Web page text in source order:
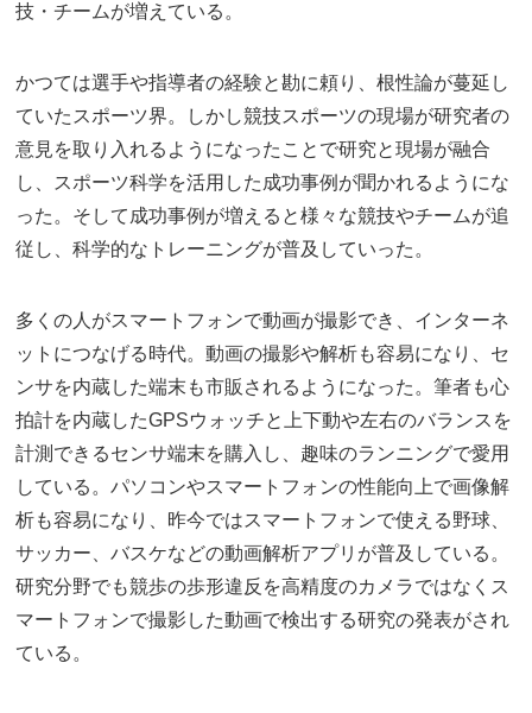
技・チームが増えている。
かつては選手や指導者の経験と勘に頼り、根性論が蔓延し
ていたスポーツ界。しかし競技スポーツの現場が研究者の
意見を取り入れるようになったことで研究と現場が融合
し、スポーツ科学を活用した成功事例が聞かれるようにな
った。そして成功事例が増えると様々な競技やチームが追
従し、科学的なトレーニングが普及していった。
多くの人がスマートフォンで動画が撮影でき、インターネ
ットにつなげる時代。動画の撮影や解析も容易になり、セ
ンサを内蔵した端末も市販されるようになった。筆者も心
拍計を内蔵したGPSウォッチと上下動や左右のバランスを
計測できるセンサ端末を購入し、趣味のランニングで愛用
している。パソコンやスマートフォンの性能向上で画像解
析も容易になり、昨今ではスマートフォンで使える野球、
サッカー、バスケなどの動画解析アプリが普及している。
研究分野でも競歩の歩形違反を高精度のカメラではなくス
マートフォンで撮影した動画で検出する研究の発表がされ
ている。